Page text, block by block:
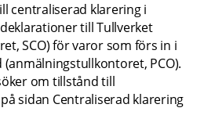
centraliserad klarering i
till Tullverket
SCO) för varor som förs in i
PCO).
om tillstånd till
sidan Centraliserad klarering